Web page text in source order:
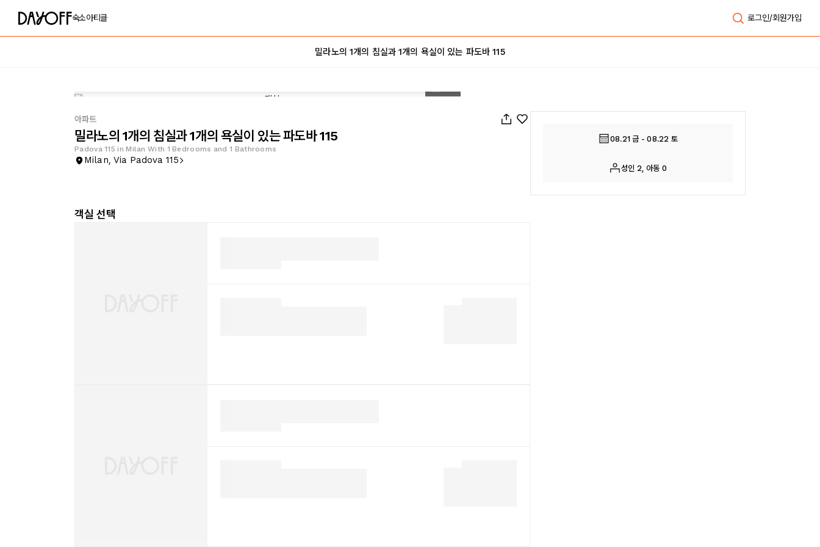
숙소아티클 로그인/회원가입
밀라노의 1개의 침실과 1개의 욕실이 있는 파도바 115
아파트
밀라노의 1개의 침실과 1개의 욕실이 있는 파도바 115
Padova 115 in Milan With 1 Bedrooms and 1 Bathrooms
Milan, Via Padova 115
객실 선택
08.21 금 - 08.22 토
성인 2, 아동 0